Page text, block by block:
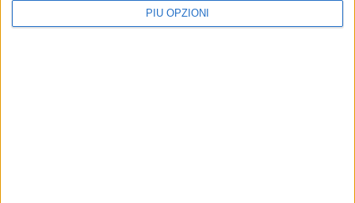
PIÙ OPZIONI